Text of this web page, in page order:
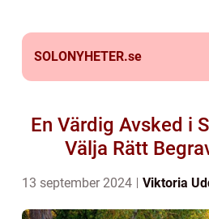
SOLONYHETER.se
En Värdig Avsked i
Välja Rätt
13 september 2024 Viktoria